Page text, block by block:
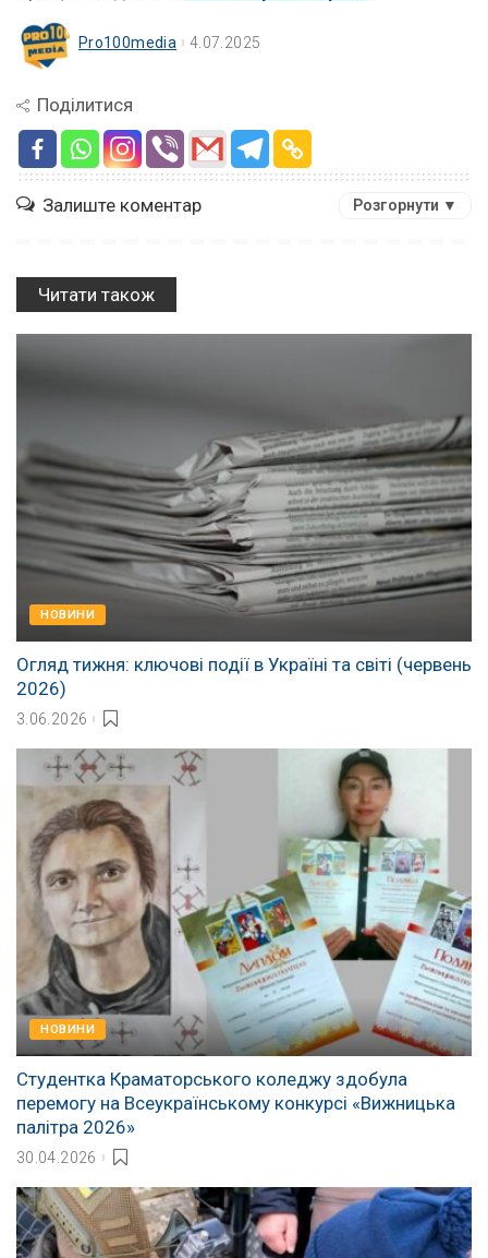
Pro100media 4.07.2025
Поділитися
Залиште коментар Розгорнути ▼
Читати також
НОВИНИ
Огляд тижня: ключові події в Україні та світі (червень
2026)
3.06.2026
НОВИНИ
Студентка Краматорського коледжу здобула
перемогу на Всеукраїнському конкурсі «Вижницька
палітра 2026»
30.04.2026